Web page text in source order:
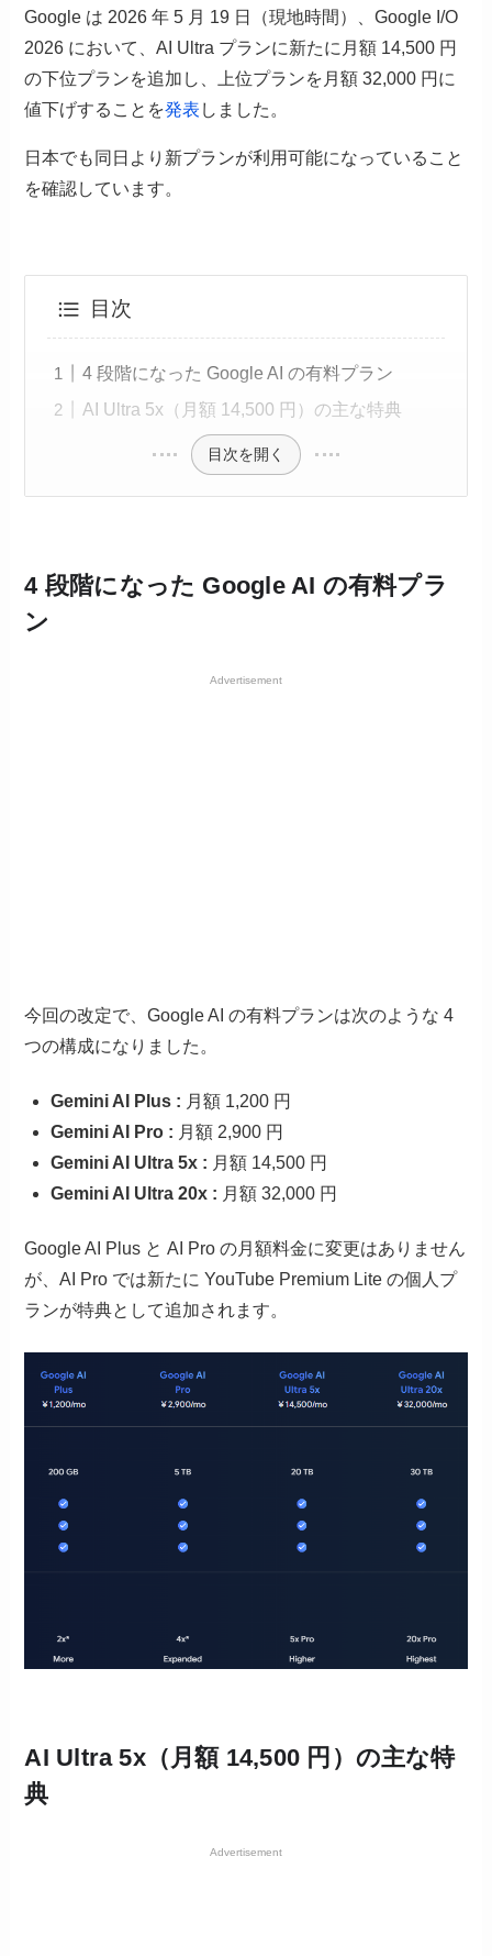
Google は 2026 年 5 月 19 日（現地時間）、Google I/O
2026 において、AI Ultra プランに新たに月額 14,500 円
の下位プランを追加し、上位プランを月額 32,000 円に
値下げすることを発表 しました。
日本でも同日より新プランが利用可能になっていること
を確認しています。
目次
4 段階になった Google AI の有料プラン
AI Ultra 5x（月額 14,500 円）の主な特典
目次を開く
4 段階になった Google AI の有料プラ
ン
Advertisement
今回の改定で、Google AI の有料プランは次のような 4
つの構成になりました。
Gemini AI Plus : 月額 1,200 円
Gemini AI Pro : 月額 2,900 円
Gemini AI Ultra 5x : 月額 14,500 円
Gemini AI Ultra 20x : 月額 32,000 円
Google AI Plus と AI Pro の月額料金に変更はありません
が、AI Pro では新たに YouTube Premium Lite の個人プ
ランが特典として追加されます。
AI Ultra 5x（月額 14,500 円）の主な特
典
Advertisement